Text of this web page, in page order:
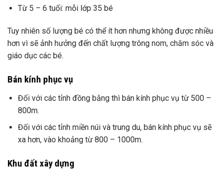
Từ 5 – 6 tuổi: mỗi lớp 35 bé
Tuy nhiên số lượng bé có thể ít hơn nhưng không được nhiều
hơn vì sẽ ảnh hưởng đến chất lượng trông nom, chăm sóc và
giáo dục các bé.
Bán kính phục vụ
Đối với các tỉnh đồng bằng thì bán kính phục vụ từ 500 –
800m.
Đối với các tỉnh miền núi và trung du, bán kính phục vụ sẽ
xa hơn, vào khoảng từ 800 – 1000m.
Khu đất xây dựng